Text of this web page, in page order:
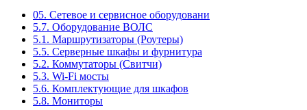
05. Сетевое и сервисное оборудовани
5.7. Оборудование ВОЛС
5.1. Маршрутизаторы (Роутеры)
5.5. Серверные шкафы и фурнитура
5.2. Коммутаторы (Свитчи)
5.3. Wi-Fi мосты
5.6. Комплектующие для шкафов
5.8. Мониторы